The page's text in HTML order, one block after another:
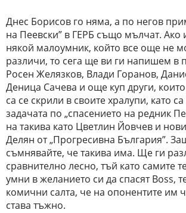
Днес Борисов го няма, а по негов
на Пеевски” в ГЕРБ също мълчат.
някой малоумник, който все още не
различи, то сега ще ви ги напишем в
Росен Желязков, Влади Горанов,
Деница Сачева и още куп други,
са се скрили в своите хралупи, като
задачата по „спасението на редник
на такива като Цветлин Йовчев и
Делян от „Прогресивна България”.
съмнявайте, че такива има. Ще ги
сравнително лесно, тъй като самите
умни в желанието си да спасят Boss,
комични салта, че на опонентите им
става тъжно.